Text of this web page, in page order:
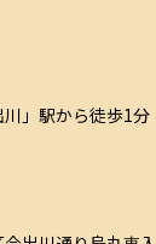
」駅から徒歩1分